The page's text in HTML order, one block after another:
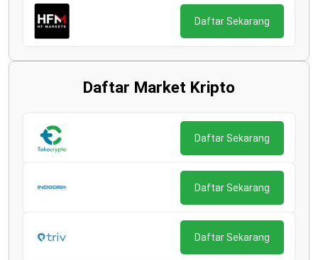
Daftar Sekarang
Daftar Market Kripto
Daftar Sekarang
Daftar Sekarang
Daftar Sekarang